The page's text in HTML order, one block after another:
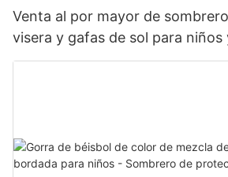
Venta al por mayor de
visera y gafas de sol para niños
(primavera/verano)